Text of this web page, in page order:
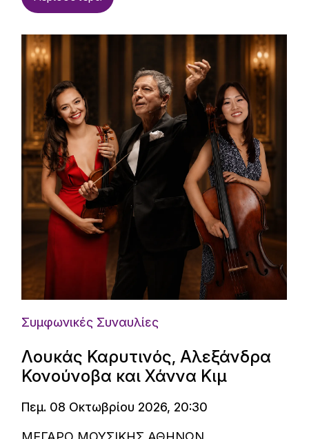
Συμφωνικές Συναυλίες
Λουκάς Καρυτινός, Αλεξάνδρα
Κονούνοβα και Χάννα Κιμ
Πεμ. 08 Οκτωβρίου 2026, 20:30